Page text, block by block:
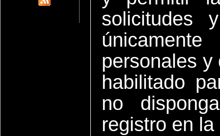
solicitudes
personales y
habilitado
no
registro en